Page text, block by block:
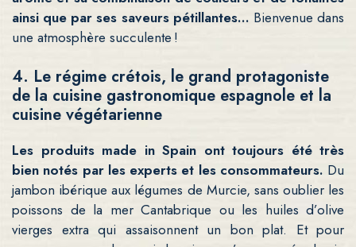
ainsi que par ses saveurs pétillantes… Bienvenue dans
une atmosphère succulente !
4. Le régime crétois, le grand protagoniste
de la cuisine gastronomique espagnole et la
cuisine végétarienne
Les produits made in Spain ont toujours été très
bien notés par les experts et les consommateurs. Du
jambon ibérique aux légumes de Murcie, sans oublier les
poissons de la mer Cantabrique ou les huiles d’olive
vierges extra qui assaisonnent un bon plat. Et pour